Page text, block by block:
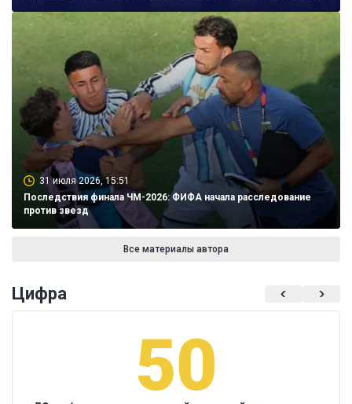
31 июля 2026, 15:51
Последствия финала ЧМ-2026: ФИФА начала расследование
против звезд
Все материалы автора
Цифра
50